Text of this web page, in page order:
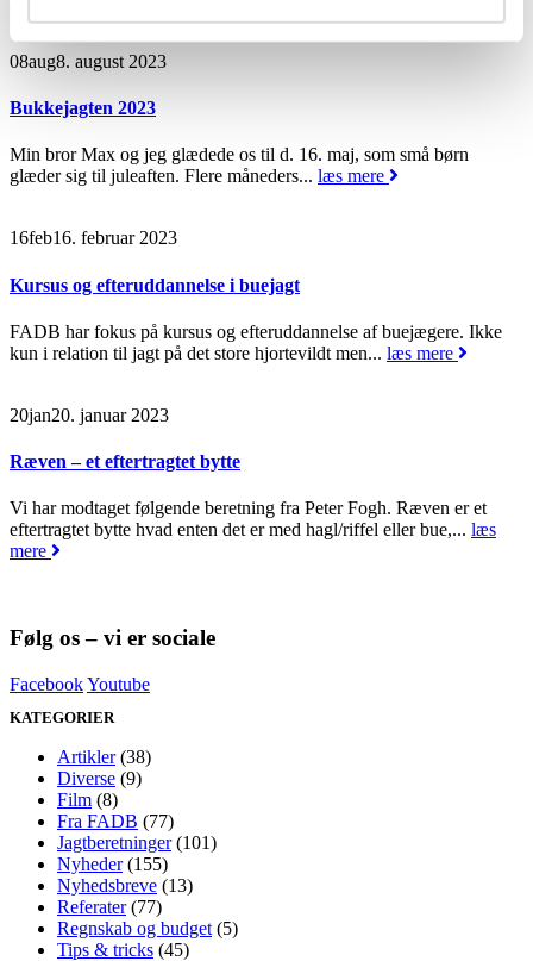
08aug8. august 2023
Bukkejagten 2023
Min bror Max og jeg glædede os til d. 16. maj, som små børn
glæder sig til juleaften. Flere måneders... læs mere
16feb16. februar 2023
Kursus og efteruddannelse i buejagt
FADB har fokus på kursus og efteruddannelse af buejægere. Ikke
kun i relation til jagt på det store hjortevildt men... læs mere
20jan20. januar 2023
Ræven – et eftertragtet bytte
Vi har modtaget følgende beretning fra Peter Fogh. Ræven er et
eftertragtet bytte hvad enten det er med hagl/riffel eller bue,... læs
mere
Følg os – vi er sociale
FacebookYoutube
KATEGORIER
Artikler(38)
Diverse (9)
Film (8)
Fra FADB (77)
Jagtberetninger(101)
Nyheder(155)
Nyhedsbreve (13)
Referater(77)
Regnskab og budget (5)
Tips & tricks (45)